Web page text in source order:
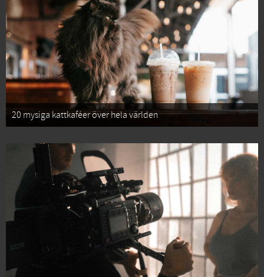
20 mysiga kattkaféer över hela världen